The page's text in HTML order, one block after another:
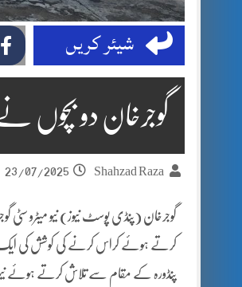
شیئر کریں
گوجرخان دو بچوں
Shahzad Raza
23/07/2025
پنڈورہ کے مقام سے تلاش کرتے ہوئے نیو